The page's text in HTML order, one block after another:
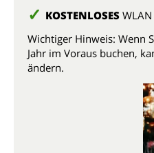
KOSTENLOSES WLAN
Wichtiger Hinweis: Wenn
Jahr im Voraus buchen,
ändern.